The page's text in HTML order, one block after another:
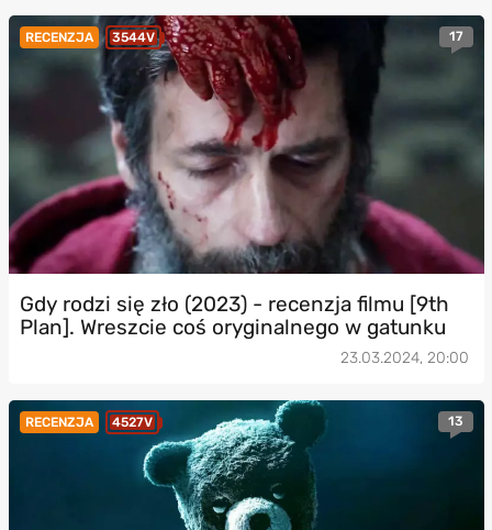
RECENZJA 3544V 17
Gdy rodzi się zło (2023) - recenzja filmu [9th
Plan]. Wreszcie coś oryginalnego w gatunku
23.03.2024, 20:00
RECENZJA 4527V 13